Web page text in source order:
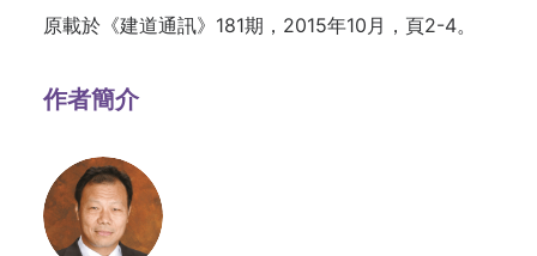
原載於《建道通訊》181期，2015年10月，頁2-4。
作者簡介